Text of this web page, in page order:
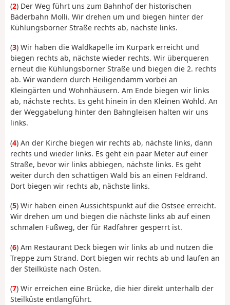
(2) Der Weg führt uns zum Bahnhof der historischen
Bäderbahn Molli. Wir drehen um und biegen hinter der
Kühlungsborner Straße rechts ab, nächste links.
(3) Wir haben die Waldkapelle im Kurpark erreicht und
biegen rechts ab, nächste wieder rechts. Wir überqueren
erneut die Kühlungsborner Straße und biegen die 2. rechts
ab. Wir wandern durch Heiligendamm vorbei an
Kleingärten und Wohnhäusern. Am Ende biegen wir links
ab, nächste rechts. Es geht hinein in den Kleinen Wohld. An
der Weggabelung hinter den Bahngleisen halten wir uns
links.
(4) An der Kirche biegen wir rechts ab, nächste links, dann
rechts und wieder links. Es geht ein paar Meter auf einer
Straße, bevor wir links abbiegen, nächste links. Es geht
weiter durch den schattigen Wald bis an einen Feldrand.
Dort biegen wir rechts ab, nächste links.
(5) Wir haben einen Aussichtspunkt auf die Ostsee erreicht.
Wir drehen um und biegen die nächste links ab auf einen
schmalen Fußweg, der für Radfahrer gesperrt ist.
(6) Am Restaurant Deck biegen wir links ab und nutzen die
Treppe zum Strand. Dort biegen wir rechts ab und laufen an
der Steilküste nach Osten.
(7) Wir erreichen eine Brücke, die hier direkt unterhalb der
Steilküste entlangführt.